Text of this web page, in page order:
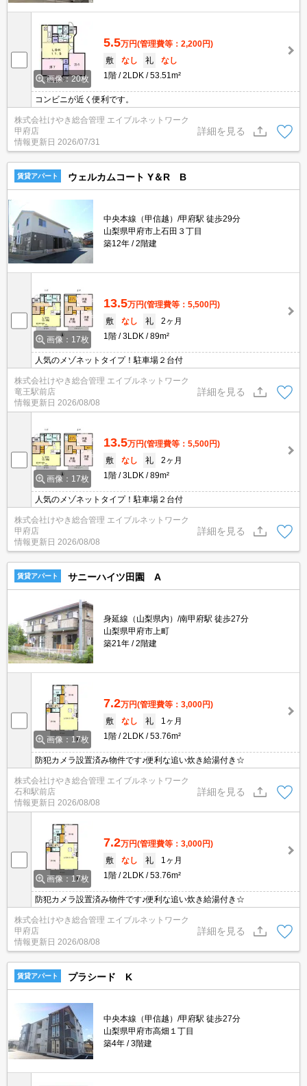
画像：20枚
5.5万円(管理費等：2,200円)
敷
なし 礼
なし
1階
2LDK 53.51m²
コンビニが近く便利です。
株式会社けやき総合管理 エイブルネットワーク
甲府店
情報更新日 2026/07/31
詳細を見る
賃貸アパート ウェルカムコート Y＆R B
中央本線（甲信越）/甲府駅 徒歩29分
山梨県甲府市上石田３丁目
築12年
2階建
画像：17枚
13.5万円(管理費等：5,500円)
敷
なし 礼
2ヶ月
1階
3LDK 89m²
人気のメゾネットタイプ！駐車場２台付
株式会社けやき総合管理 エイブルネットワーク
竜王駅前店
情報更新日 2026/08/08
詳細を見る
画像：17枚
13.5万円(管理費等：5,500円)
敷
なし 礼
2ヶ月
1階
3LDK 89m²
人気のメゾネットタイプ！駐車場２台付
株式会社けやき総合管理 エイブルネットワーク
甲府店
情報更新日 2026/08/08
詳細を見る
賃貸アパート サニーハイツ田園 A
身延線（山梨県内）/南甲府駅 徒歩27分
山梨県甲府市上町
築21年
2階建
画像：17枚
7.2万円(管理費等：3,000円)
敷
なし 礼
1ヶ月
1階
2LDK 53.76m²
防犯カメラ設置済み物件です♪便利な追い炊き給湯付き☆
株式会社けやき総合管理 エイブルネットワーク
石和駅前店
情報更新日 2026/08/08
詳細を見る
画像：17枚
7.2万円(管理費等：3,000円)
敷
なし 礼
1ヶ月
1階
2LDK 53.76m²
防犯カメラ設置済み物件です♪便利な追い炊き給湯付き☆
株式会社けやき総合管理 エイブルネットワーク
甲府店
情報更新日 2026/08/08
詳細を見る
賃貸アパート プラシード K
中央本線（甲信越）/甲府駅 徒歩27分
山梨県甲府市高畑１丁目
築4年
3階建